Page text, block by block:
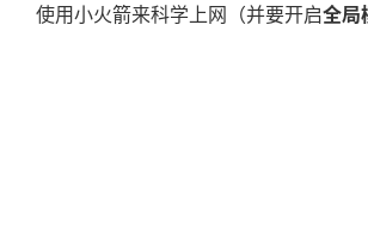
使用小火箭来科学上网（并要开启全局